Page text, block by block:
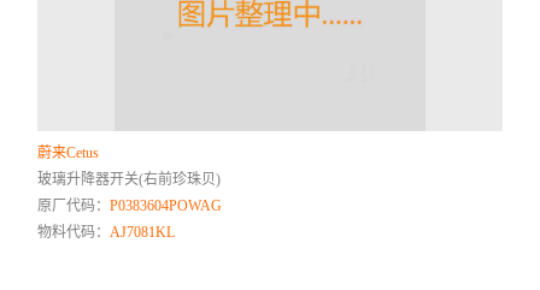
蔚来Cetus
玻璃升降器开关(右前珍珠贝)
原厂代码：P0383604POWAG
物料代码：AJ7081KL